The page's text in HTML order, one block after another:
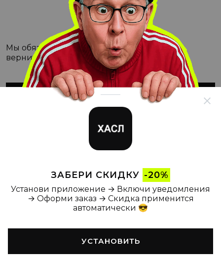
ЗАБЕРИ СКИДКУ -20%
Установи приложение → Включи уведомления
→ Оформи заказ → Скидка применится
автоматически 😎
УСТАНОВИТЬ
Мы обязательно с этим разберёмся, а пока
вернитесь на Главную
ВЕРНУТЬСЯ НА ГЛАВНУЮ
Главная Каталог Корзина Новости Профиль